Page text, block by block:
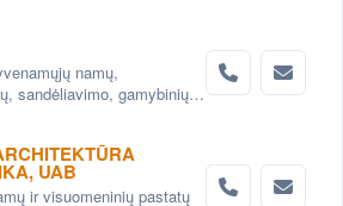
namų,
sandėliavimo, gamybinių
Namų projektavimo
UAB
ir visuomeninių pastatų